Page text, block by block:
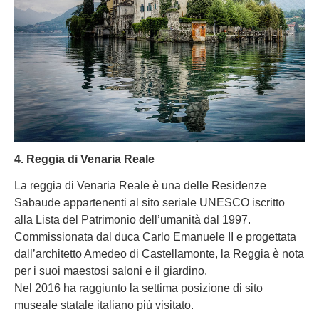
4. Reggia di Venaria Reale
La reggia di Venaria Reale è una delle Residenze
Sabaude appartenenti al sito seriale UNESCO iscritto
alla Lista del Patrimonio dell’umanità dal 1997.
Commissionata dal duca Carlo Emanuele II e progettata
dall’architetto Amedeo di Castellamonte, la Reggia è nota
per i suoi maestosi saloni e il giardino.
Nel 2016 ha raggiunto la settima posizione di sito
museale statale italiano più visitato.